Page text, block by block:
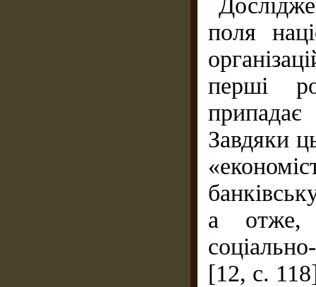
поля
перші
Завдяки
а отже,
[12, с.